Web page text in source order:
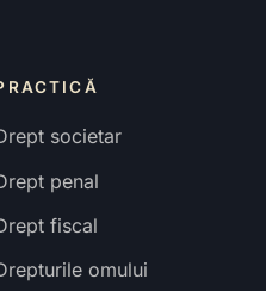
societar
penal
fiscal
omului